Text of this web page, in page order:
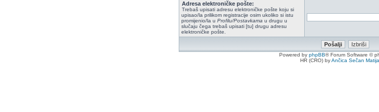
Adresa elektroničke pošte:
Trebaš upisati adresu elektroničke pošte koju si
upisao/la prilikom registracije osim ukoliko si istu
promijenio/la u Profilu/Postavkama u drugu u
slučaju čega trebaš upisati [tu] drugu adresu
elektroničke pošte.
Powered by phpBB® Forum Software ©
HR (CRO) byAnčica Sečan